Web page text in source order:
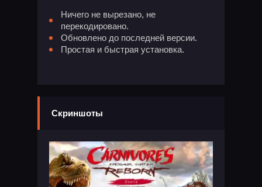
Ничего не вырезано, не
перекодировано.
Обновлено до последней версии.
Простая и быстрая установка.
Скриншоты